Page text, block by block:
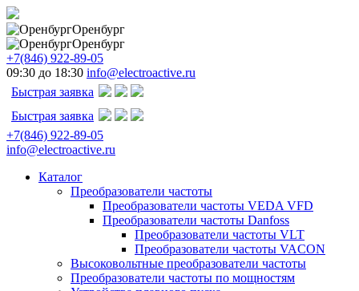
Оренбург
Оренбург
+7(846) 922-89-05
09:30 до 18:30 info@electroactive.ru
Быстрая заявка
Быстрая заявка
+7(846) 922-89-05
info@electroactive.ru
Каталог
Преобразователи частоты
Преобразователи частоты VEDA VFD
Преобразователи частоты Danfoss
Преобразователи частоты VLT
Преобразователи частоты VACON
Высоковольтные преобразователи частоты
Преобразователи частоты по мощностям